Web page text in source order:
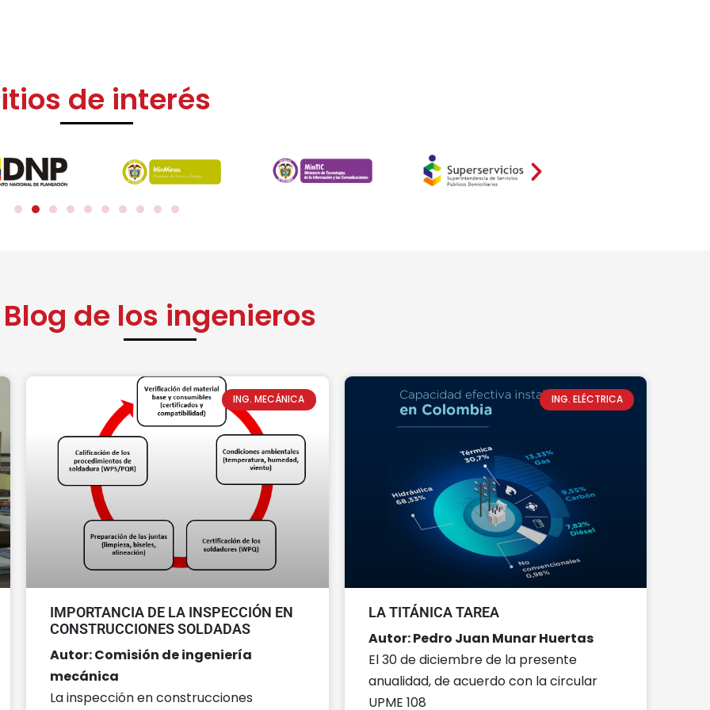
de interés
Blog de los ingenieros
ING. MECÁNICA
IMPORTANCIA DE LA INSPECCIÓN EN
CONSTRUCCIONES SOLDADAS
Autor: Comisión de ingeniería
mecánica
La inspección en construcciones
ING. ELÉCTRICA
LA TITÁNICA TAREA
Autor: Pedro Juan Munar Huertas
El 30 de diciembre de la presente
anualidad, de acuerdo con la circular
UPME 108